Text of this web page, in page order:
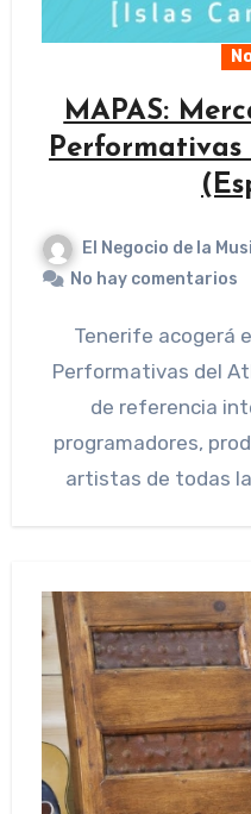
MAPAS:
El Negocio de la
No hay comentarios
Tenerife acogerá el Mercado de las Artes
Performativas del
de referencia
programadores,
artistas de todas